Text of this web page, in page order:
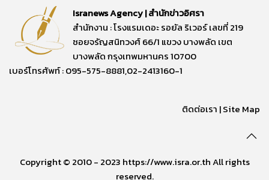
Isranews Agency | สำนักข่าวอิศรา
สำนักงาน : โรงแรมเดอะ รอยัล ริเวอร์ เลขที่ 219
ซอยจรัญสนิทวงศ์ 66/1 แขวง บางพลัด เขต
บางพลัด กรุงเทพมหานคร 10700
เบอร์โทรศัพท์ : 095-575-8881,02-2413160-1
ติดต่อเรา |Site Map
Copyright © 2010 - 2023 https://www.isra.or.th All rights
reserved.